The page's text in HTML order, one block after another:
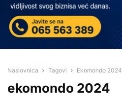
Naslovnica Tagovi Ekomondo 2024
ekomondo 2024